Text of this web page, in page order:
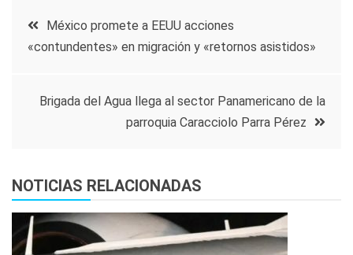
Navegación
entradas
México promete a EEUU acciones
«contundentes» en migración y «retornos asistidos»
Brigada del Agua llega al sector Panamericano de la
parroquia Caracciolo Parra Pérez
NOTICIAS RELACIONADAS